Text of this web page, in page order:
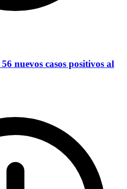
nuevos casos positivos al